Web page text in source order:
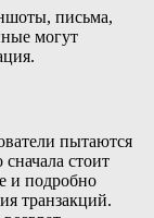
письма,
могут
пытаются
стоит
и подробно
транзакций.